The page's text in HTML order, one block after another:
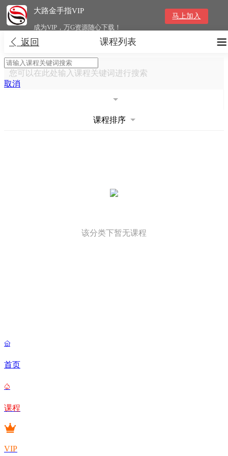
大路金手指VIP
成为VIP，万G资源随心下载！
马上加入
 返回 
课程列表
您可以在此处输入课程关键词进行搜索
取消
课程排序
该分类下暂无课程

首页

课程
VIP